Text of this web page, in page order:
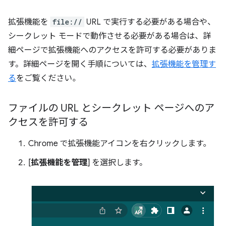
拡張機能を file:// URL で実行する必要がある場合や、
シークレット モードで動作させる必要がある場合は、詳
細ページで拡張機能へのアクセスを許可する必要がありま
す。詳細ページを開く手順については、 拡張機能を管理す
るをご覧ください。
ファイルの URL とシークレット ページへのア
クセスを許可する
Chrome で拡張機能アイコンを右クリックします。
[拡張機能を管理] を選択します。